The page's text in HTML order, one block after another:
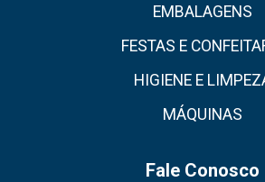
EMBALAGENS
FESTAS E
HIGIENE E
MÁQUINAS
Fale Conosco